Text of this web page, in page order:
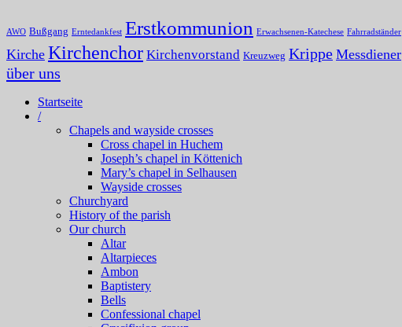
AWO Bußgang Erntedankfest Erstkommunion Erwachsenen-Katechese Fahrradständer
Kirche Kirchenchor Kirchenvorstand Kreuzweg Krippe Messdiener
über uns
Startseite
/
Chapels and wayside crosses
Cross chapel in Huchem
Joseph’s chapel in Köttenich
Mary’s chapel in Selhausen
Wayside crosses
Churchyard
History of the parish
Our church
Altar
Altarpieces
Ambon
Baptistery
Bells
Confessional chapel